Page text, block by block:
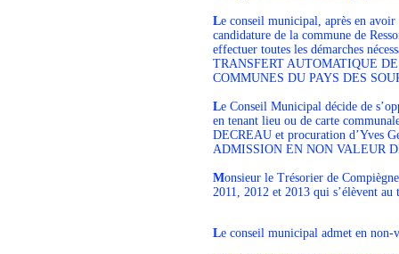
Le conseil municipal, après en avoir
candidature de la commune de
effectuer toutes les démarches
TRANSFERT AUTOMATIQUE
COMMUNES DU PAYS DES
Le Conseil Municipal décide de
en tenant lieu ou de carte
DECREAU et procuration d’Yves
ADMISSION EN NON VALEUR
Monsieur le Trésorier de
2011, 2012 et 2013 qui s’élèvent
Le conseil municipal admet en non-